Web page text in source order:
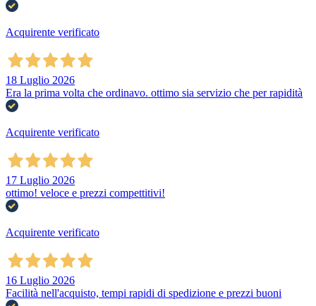
Acquirente verificato
18 Luglio 2026
Era la prima volta che ordinavo. ottimo sia servizio che per rapidità
Acquirente verificato
17 Luglio 2026
ottimo! veloce e prezzi compettitivi!
Acquirente verificato
16 Luglio 2026
Facilità nell'acquisto, tempi rapidi di spedizione e prezzi buoni